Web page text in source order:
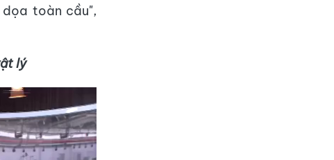
toàn cầu",
lý